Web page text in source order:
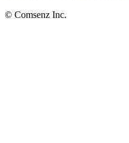
© Comsenz Inc.